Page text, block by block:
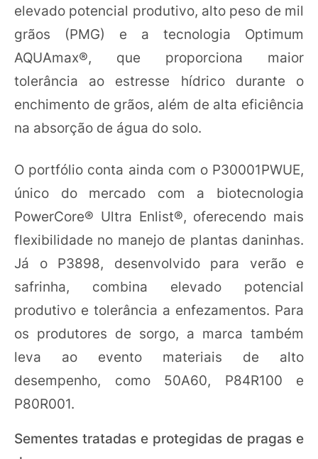
elevado potencial produtivo, alto peso de mil
grãos (PMG) e a tecnologia Optimum
AQUAmax®, que proporciona maior
tolerância ao estresse hídrico durante o
enchimento de grãos, além de alta eficiência
na absorção de água do solo.
O portfólio conta ainda com o P30001PWUE,
único do mercado com a biotecnologia
PowerCore® Ultra Enlist®, oferecendo mais
flexibilidade no manejo de plantas daninhas.
Já o P3898, desenvolvido para verão e
safrinha, combina elevado potencial
produtivo e tolerância a enfezamentos. Para
os produtores de sorgo, a marca também
leva ao evento materiais de alto
desempenho, como 50A60, P84R100 e
P80R001.
Sementes tratadas e protegidas de pragas e